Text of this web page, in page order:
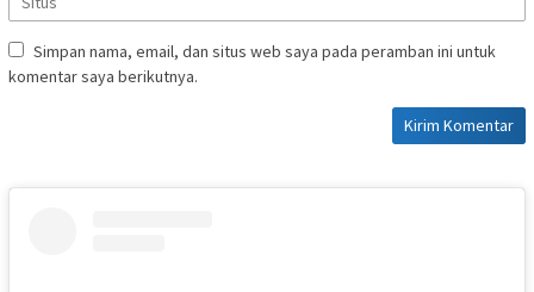
Simpan nama, email, dan situs web saya pada peramban ini untuk
komentar saya berikutnya.